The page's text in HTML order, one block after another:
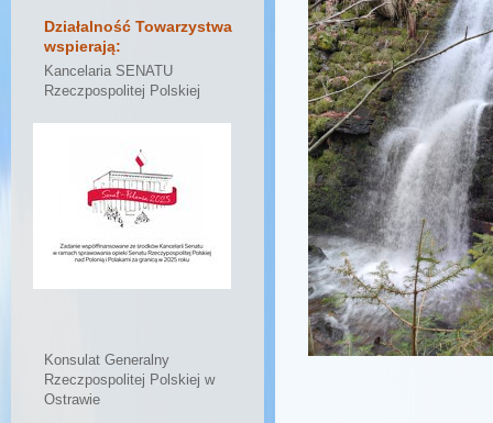
Działalność Towarzystwa
wspierają:
Kancelaria SENATU
Rzeczpospolitej Polskiej
Konsulat Generalny
Rzeczpospolitej Polskiej w
Ostrawie